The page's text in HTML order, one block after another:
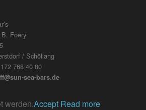
Foery
/ Schöllang
768 40 80
sea-bars.de
werden.Accept Read more